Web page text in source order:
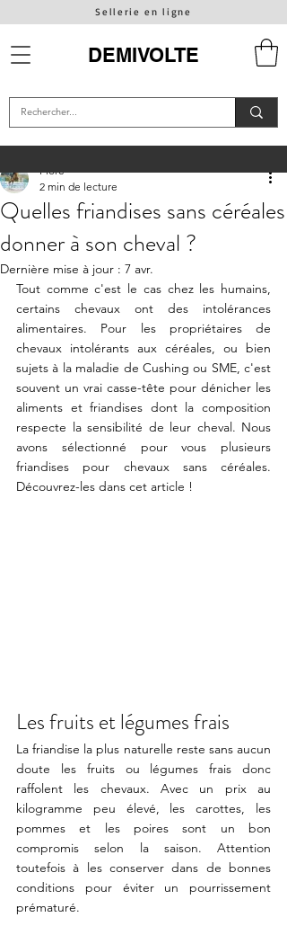
Sellerie en ligne
DEMIVOLTE
Quelles friandises sans céréales
donner à son cheval ?
Flore
2 min de lecture
Dernière mise à jour : 7 avr.
Tout comme c'est le cas chez les humains,
certains chevaux ont des intolérances
alimentaires. Pour les propriétaires de
chevaux intolérants aux céréales, ou bien
sujets à la maladie de Cushing ou SME, c'est
souvent un vrai casse-tête pour dénicher les
aliments et friandises dont la composition
respecte la sensibilité de leur cheval. Nous
avons sélectionné pour vous plusieurs
friandises pour chevaux sans céréales.
Découvrez-les dans cet article !
Les fruits et légumes frais
La friandise la plus naturelle reste sans aucun
doute les fruits ou légumes frais donc
raffolent les chevaux. Avec un prix au
kilogramme peu élevé, les carottes, les
pommes et les poires sont un bon
compromis selon la saison. Attention
toutefois à les conserver dans de bonnes
conditions pour éviter un pourrissement
prématuré.